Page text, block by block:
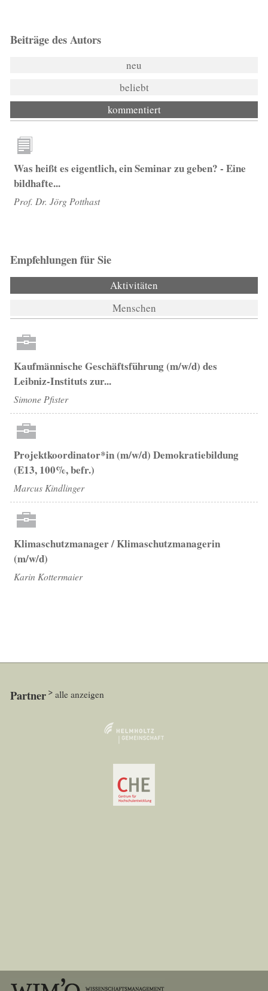
Beiträge des Autors
neu
beliebt
kommentiert
Was heißt es eigentlich, ein Seminar zu geben? - Eine
bildhafte...
Prof. Dr. Jörg Potthast
Empfehlungen für Sie
Aktivitäten
Menschen
Kaufmännische Geschäftsführung (m/w/d) des
Leibniz-Instituts zur...
Simone Pfister
Projektkoordinator*in (m/w/d) Demokratiebildung
(E13, 100%, befr.)
Marcus Kindlinger
Klimaschutzmanager / Klimaschutzmanagerin
(m/w/d)
Karin Kottermaier
Partner alle anzeigen